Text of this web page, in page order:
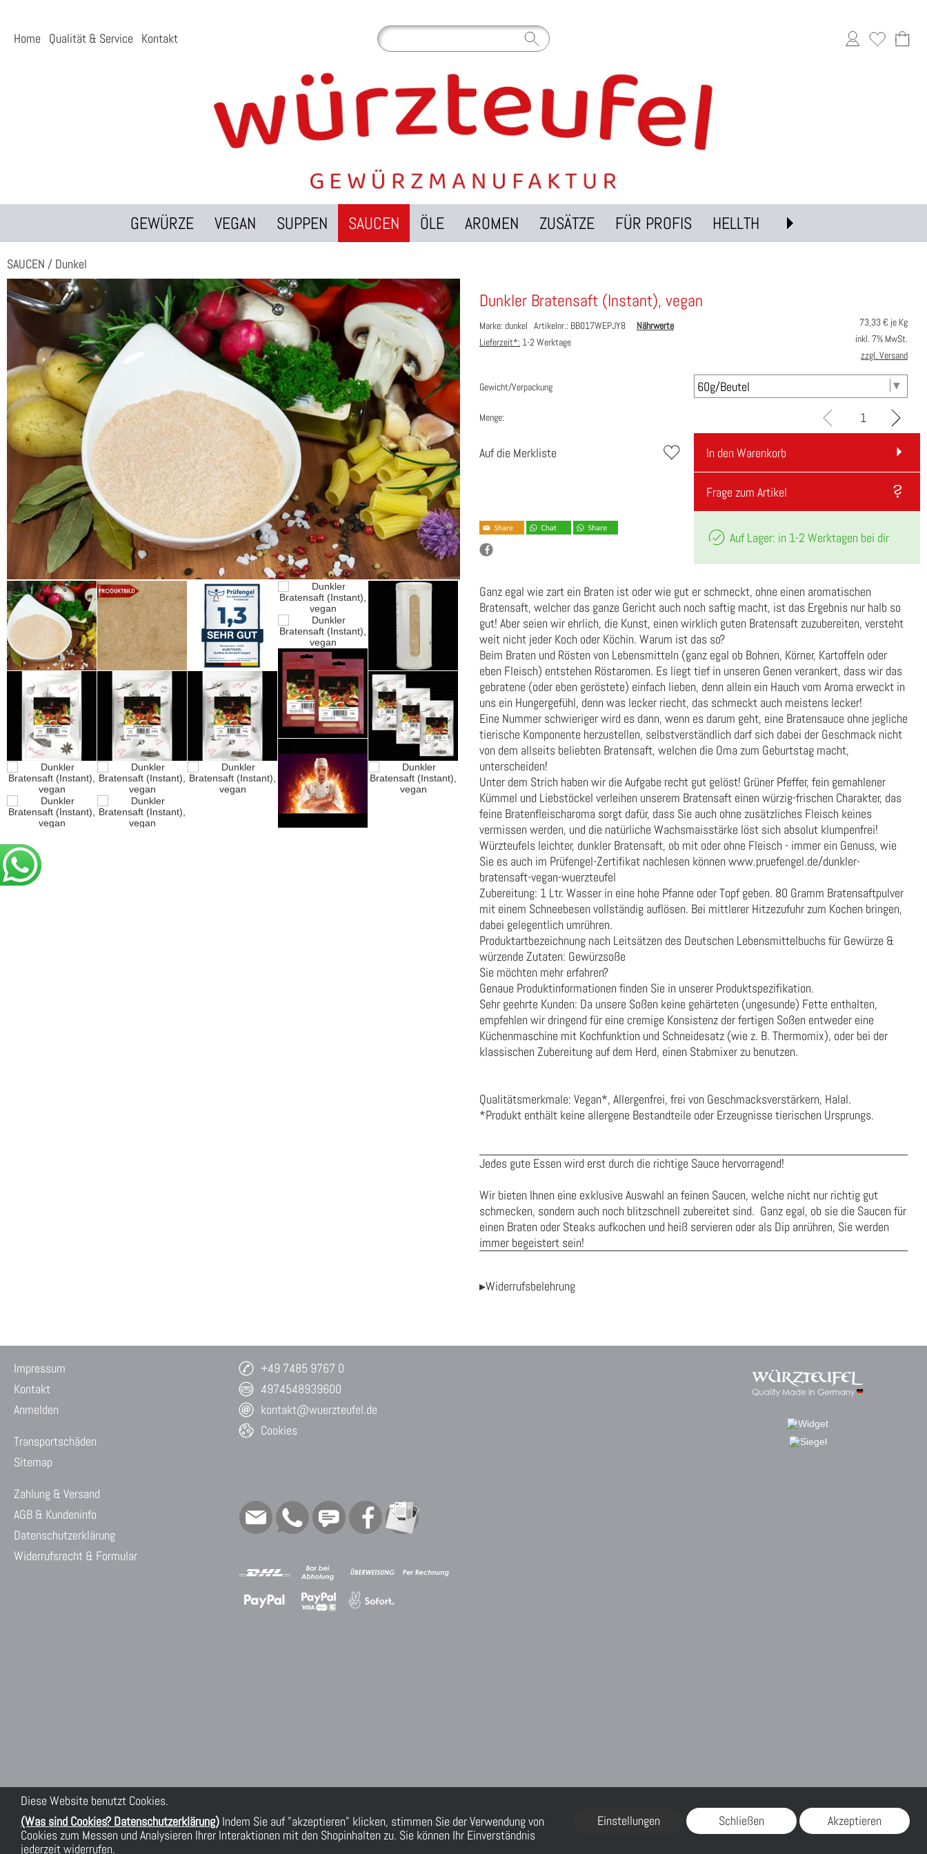
Diese Website benutzt Cookies.
(Was sind Cookies? Datenschutzerklärung) Indem Sie auf "akzeptieren" klicken, stimmen Sie der Verwendung von
Cookies zum Messen und Analysieren Ihrer Interaktionen mit den Shopinhalten zu. Sie können Ihr Einverständnis
jederzeit widerrufen.
Einstellungen Schließen Akzeptieren
Home Qualität & Service Kontakt
GEWÜRZE VEGAN SUPPEN SAUCEN ÖLE AROMEN ZUSÄTZE FÜR PROFIS HELLTH
SAUCEN / Dunkel
Dunkler Bratensaft (Instant), vegan
Marke: dunkel Artikelnr.: BB017WEPJY8
Nährwerte
Lieferzeit*: 1-2 Werktage
73,33€ je Kg
inkl. 7% MwSt.
zzgl. Versand
Gewicht/Verpackung
Menge:
Auf die Merkliste In den Warenkorb
Frage zum Artikel
Auf Lager: in 1-2 Werktagen bei dir
Ganz egal wie zart ein Braten ist oder wie gut er schmeckt, ohne einen aromatischen
Bratensaft, welcher das ganze Gericht auch noch saftig macht, ist das Ergebnis nur halb so
gut! Aber seien wir ehrlich, die Kunst, einen wirklich guten Bratensaft zuzubereiten, versteht
weit nicht jeder Koch oder Köchin. Warum ist das so?
Beim Braten und Rösten von Lebensmitteln (ganz egal ob Bohnen, Körner, Kartoffeln oder
eben Fleisch) entstehen Röstaromen. Es liegt tief in unseren Genen verankert, dass wir das
gebratene (oder eben geröstete) einfach lieben, denn allein ein Hauch vom Aroma erweckt in
uns ein Hungergefühl, denn was lecker riecht, das schmeckt auch meistens lecker!
Eine Nummer schwieriger wird es dann, wenn es darum geht, eine Bratensauce ohne jegliche
tierische Komponente herzustellen, selbstverständlich darf sich dabei der Geschmack nicht
von dem allseits beliebten Bratensaft, welchen die Oma zum Geburtstag macht,
unterscheiden!
Unter dem Strich haben wir die Aufgabe recht gut gelöst! Grüner Pfeffer, fein gemahlener
Kümmel und Liebstöckel verleihen unserem Bratensaft einen würzig-frischen Charakter, das
feine Bratenfleischaroma sorgt dafür, dass Sie auch ohne zusätzliches Fleisch keines
vermissen werden, und die natürliche Wachsmaisstärke löst sich absolut klumpenfrei!
Würzteufels leichter, dunkler Bratensaft, ob mit oder ohne Fleisch - immer ein Genuss, wie
Sie es auch im Prüfengel-Zertifikat nachlesen können www.pruefengel.de/dunkler-
bratensaft-vegan-wuerzteufel
Zubereitung: 1 Ltr. Wasser in eine hohe Pfanne oder Topf geben. 80 Gramm Bratensaftpulver
mit einem Schneebesen vollständig auflösen. Bei mittlerer Hitzezufuhr zum Kochen bringen,
dabei gelegentlich umrühren.
Produktartbezeichnung nach Leitsätzen des Deutschen Lebensmittelbuchs für Gewürze &
würzende Zutaten: Gewürzsoße
Sie möchten mehr erfahren?
Genaue Produktinformationen finden Sie in unserer Produktspezifikation.
Sehr geehrte Kunden: Da unsere Soßen keine gehärteten (ungesunde) Fette enthalten,
empfehlen wir dringend für eine cremige Konsistenz der fertigen Soßen entweder eine
Küchenmaschine mit Kochfunktion und Schneidesatz (wie z. B. Thermomix), oder bei der
klassischen Zubereitung auf dem Herd, einen Stabmixer zu benutzen.
Qualitätsmerkmale: Vegan*, Allergenfrei, frei von Geschmacksverstärkern, Halal.
*Produkt enthält keine allergene Bestandteile oder Erzeugnisse tierischen Ursprungs.
Jedes gute Essen wird erst durch die richtige Sauce hervorragend!
Wir bieten Ihnen eine exklusive Auswahl an feinen Saucen, welche nicht nur richtig gut
schmecken, sondern auch noch blitzschnell zubereitet sind. Ganz egal, ob sie die Saucen für
einen Braten oder Steaks aufkochen und heiß servieren oder als Dip anrühren, Sie werden
immer begeistert sein!
▸Widerrufsbelehrung
Impressum
Kontakt
Anmelden
Transportschäden
Sitemap
Zahlung & Versand
AGB & Kundeninfo
Datenschutzerklärung
Widerrufsrecht & Formular
+49 7485 9767 0
4974548939600
kontakt@wuerzteufel.de
Cookies
FLOW® SHOPSOFTWARE